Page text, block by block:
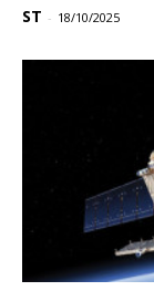
ST - 18/10/2025